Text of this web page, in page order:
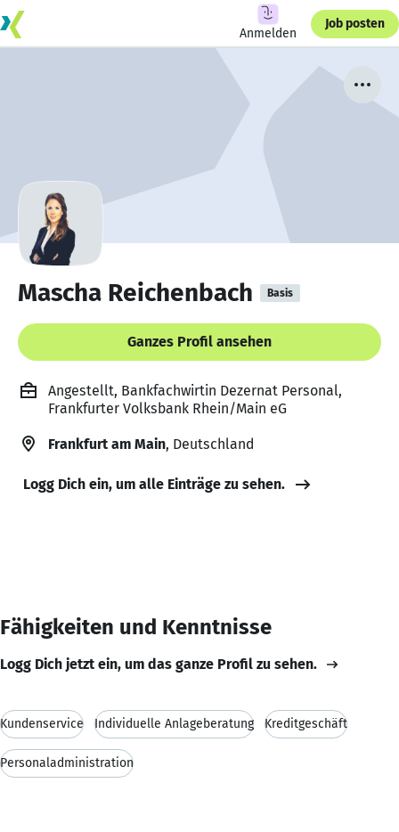
Anmelden
Job posten
Mascha Reichenbach Basis
Ganzes Profil ansehen
Angestellt, Bankfachwirtin Dezernat Personal,
Frankfurter Volksbank Rhein/Main eG
Frankfurt am Main, Deutschland
Logg Dich ein, um alle Einträge zu sehen.
Fähigkeiten und Kenntnisse
Logg Dich jetzt ein, um das ganze Profil zu sehen.
Kundenservice Individuelle Anlageberatung Kreditgeschäft
Personaladministration